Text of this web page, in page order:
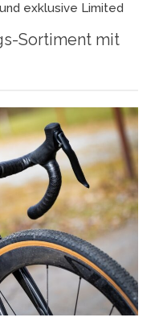
exklusive Limited
Sortiment mit